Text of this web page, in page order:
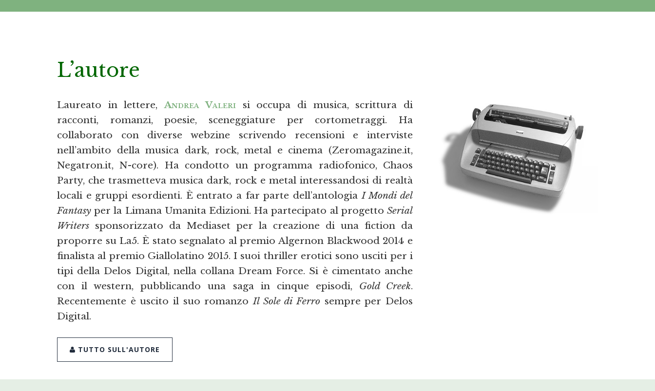
L’autore
Laureato in lettere,Andrea Valerisi occupa di musica, scrittura di
racconti, romanzi, poesie, sceneggiature per cortometraggi. Ha
collaborato con diverse webzine scrivendo recensioni e interviste
nell’ambito della musica dark, rock, metal e cinema (Zeromagazine.it,
Negatron.it, N-core). Ha condotto un programma radiofonico, Chaos
Party, che trasmetteva musica dark, rock e metal interessandosi di realtà
locali e gruppi esordienti. È entrato a far parte dell’antologiaI Mondi del
Fantasy per la Limana Umanita Edizioni. Ha partecipato al progetto Serial
Writers sponsorizzato da Mediaset per la creazione di una fiction da
proporre su La5. È stato segnalato al premio Algernon Blackwood 2014 e
finalista al premio Giallolatino 2015. I suoi thriller erotici sono usciti per i
tipi della Delos Digital, nella collana Dream Force. Si è cimentato anche
con il western, pubblicando una saga in cinque episodi, Gold Creek.
Recentemente è uscito il suo romanzoIl Sole di Ferro sempre per Delos
Digital.
TUTTO SULL'AUTORE